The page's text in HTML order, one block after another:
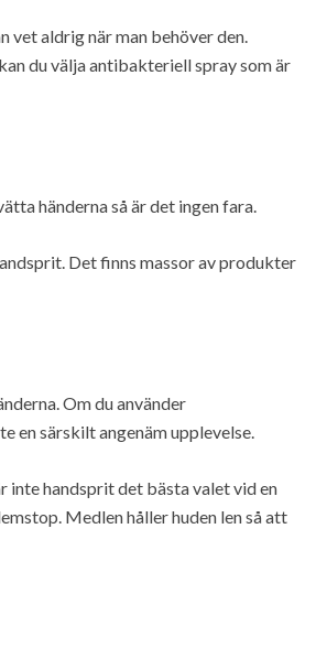
vet aldrig när man behöver den.
du välja antibakteriell spray som är
händerna så är det ingen fara.
Det finns massor av produkter
Om du använder
en särskilt angenäm upplevelse.
inte handsprit det bästa valet vid en
Medlen håller huden len så att